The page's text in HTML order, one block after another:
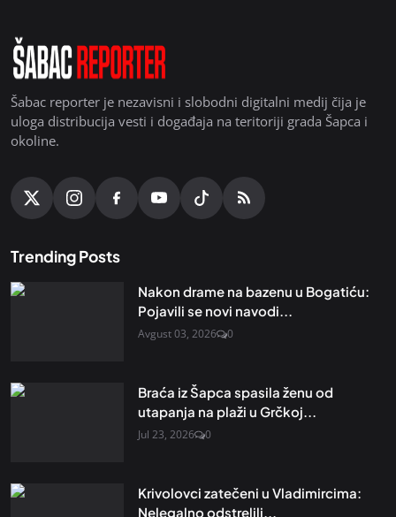
Šabac reporter je nezavisni i slobodni digitalni medij čija je
uloga distribucija vesti i događaja na teritoriji grada Šapca i
okoline.
Trending Posts
Nakon drame na bazenu u Bogatiću:
Pojavili se novi navodi...
Avgust 03, 2026 0
Braća iz Šapca spasila ženu od
utapanja na plaži u Grčkoj...
Jul 23, 2026 0
Krivolovci zatečeni u Vladimircima:
Nelegalno odstrelili...